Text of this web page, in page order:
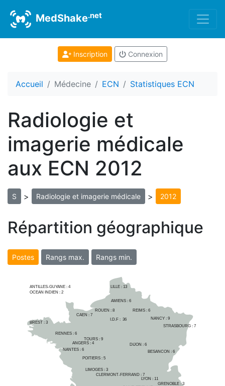
MedShake.net
Inscription Connexion
Accueil Médecine ECN Statistiques ECN
Radiologie et
imagerie médicale
aux ECN 2012
S > Radiologie et imagerie médicale > 2012
Répartition géographique
Postes Rangs max. Rangs min.
AMIENS : 6
LILLE : 13
I.D.F : 36
ANGERS : 4
ANTILLES-GUYANE : 4
OCEAN INDIEN : 2
BESANCON : 6
BREST : 3
CAEN : 7
CLERMONT-FERRAND : 7
DIJON : 6
GRENOBLE : 3
LIMOGES : 3
LYON : 11
NANCY : 9
NANTES : 6
POITIERS : 5
REIMS : 6
RENNES : 6
ROUEN : 8
STRASBOURG : 7
TOURS : 9